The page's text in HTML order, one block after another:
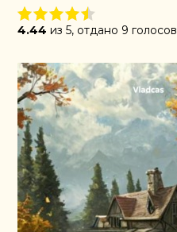
4.44 из 5, отдано 9 голосов